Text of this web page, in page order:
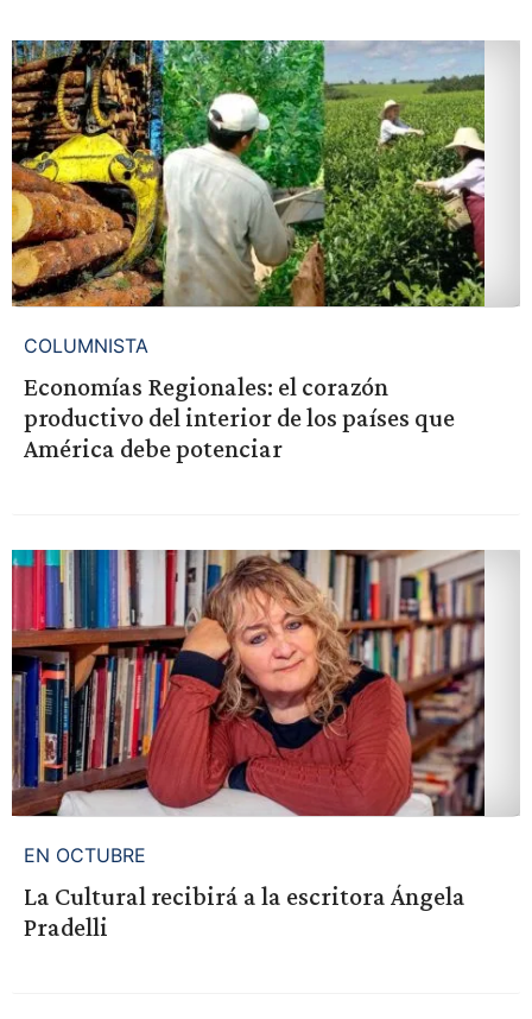
COLUMNISTA
Economías Regionales: el corazón
productivo del interior de los países que
América debe potenciar
EN OCTUBRE
La Cultural recibirá a la escritora Ángela
Pradelli